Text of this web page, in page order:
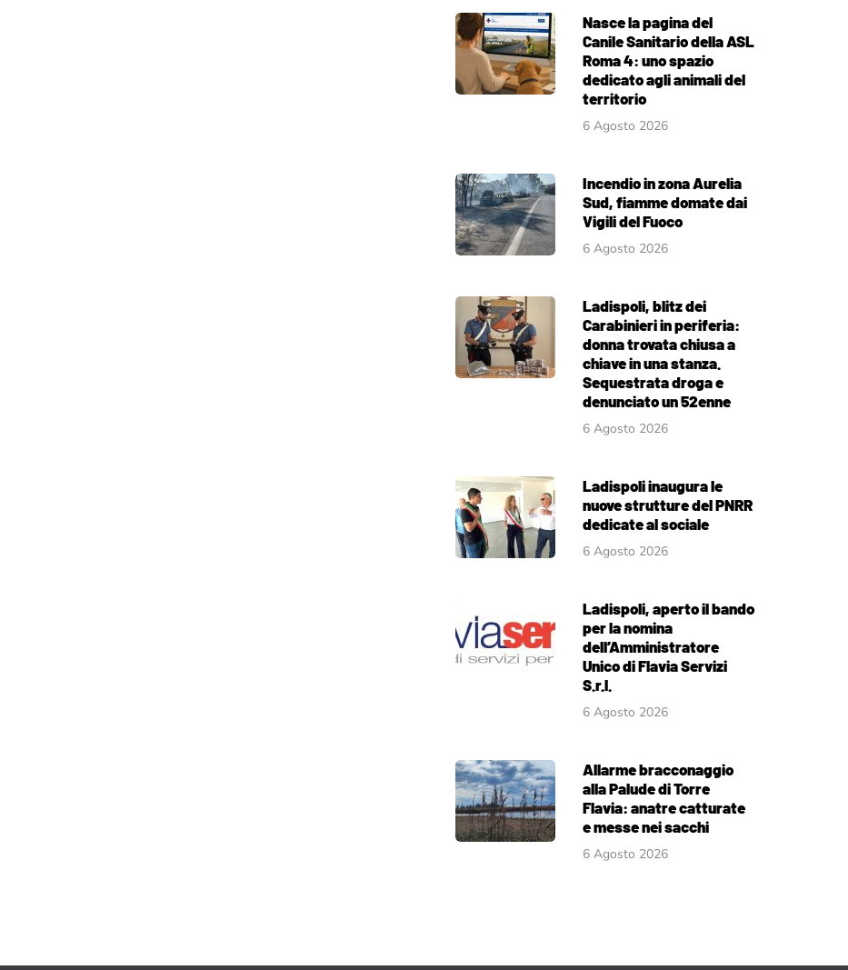
Nasce la pagina del
Canile Sanitario della ASL
Roma 4: uno spazio
dedicato agli animali del
territorio
6 Agosto 2026
Incendio in zona Aurelia
Sud, fiamme domate dai
Vigili del Fuoco
6 Agosto 2026
Ladispoli, blitz dei
Carabinieri in periferia:
donna trovata chiusa a
chiave in una stanza.
Sequestrata droga e
denunciato un 52enne
6 Agosto 2026
Ladispoli inaugura le
nuove strutture del PNRR
dedicate al sociale
6 Agosto 2026
Ladispoli, aperto il bando
per la nomina
dell’Amministratore
Unico di Flavia Servizi
S.r.l.
6 Agosto 2026
Allarme bracconaggio
alla Palude di Torre
Flavia: anatre catturate
e messe nei sacchi
6 Agosto 2026